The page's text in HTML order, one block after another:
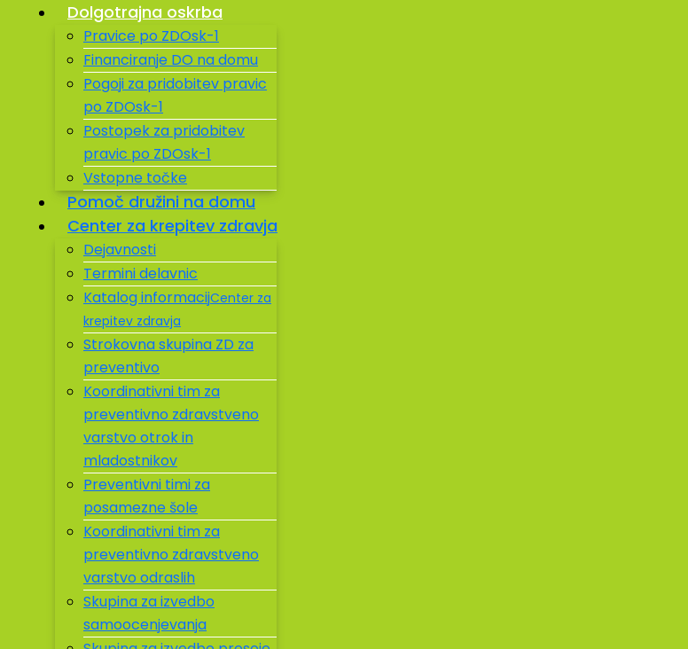
Dolgotrajna oskrba
Pravice po ZDOsk-1
Financiranje DO na domu
Pogoji za pridobitev pravic
po ZDOsk-1
Postopek za pridobitev
pravic po ZDOsk-1
Vstopne točke
Pomoč družini na domu
Center za krepitev zdravja
Dejavnosti
Termini delavnic
Katalog informacijCenter za
krepitev zdravja
Strokovna skupina ZD za
preventivo
Koordinativni tim za
preventivno zdravstveno
varstvo otrok in
mladostnikov
Preventivni timi za
posamezne šole
Koordinativni tim za
preventivno zdravstveno
varstvo odraslih
Skupina za izvedbo
samoocenjevanja